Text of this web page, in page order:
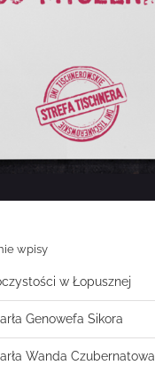
wpisy
w Łopusznej
Genowefa Sikora
Wanda Czubernatowa